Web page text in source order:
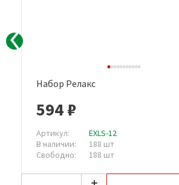
Быстрый просмотр
Набор Релакс
594 ₽
Артикул:
EXLS-12
В наличии:
188 шт
Свободно:
188 шт